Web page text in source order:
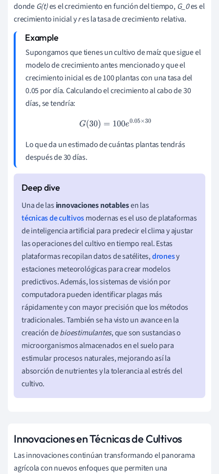
donde G(t)es el crecimiento en función del tiempo, G_0es el
crecimiento inicial yres la tasa de crecimiento relativa.
Supongamos que tienes un cultivo de maíz que sigue el
modelo de crecimiento antes mencionado y que el
crecimiento inicial es de 100 plantas con una tasa del
0.05 por día. Calculando el crecimiento al cabo de 30
días, se tendría:
G(30) =100e0.05×30
Lo que da un estimado de cuántas plantas tendrás
después de 30 días.
Una de las innovaciones notablesen las
técnicas de cultivosmodernas es el uso de plataformas
de inteligencia artificial para predecir el clima y ajustar
las operaciones del cultivo en tiempo real. Estas
plataformas recopilan datos de satélites,dronesy
estaciones meteorológicas para crear modelos
predictivos. Además, los sistemas de visión por
computadora pueden identificar plagas más
rápidamente y con mayor precisión que los métodos
tradicionales. También se ha visto un avance en la
creación debioestimulantes, que son sustancias o
microorganismos almacenados en el suelo para
estimular procesos naturales, mejorando así la
absorción de nutrientes y la tolerancia al estrés del
cultivo.
Innovaciones en Técnicas de Cultivos
Las innovaciones continúan transformando el panorama
agrícola con nuevos enfoques que permiten una